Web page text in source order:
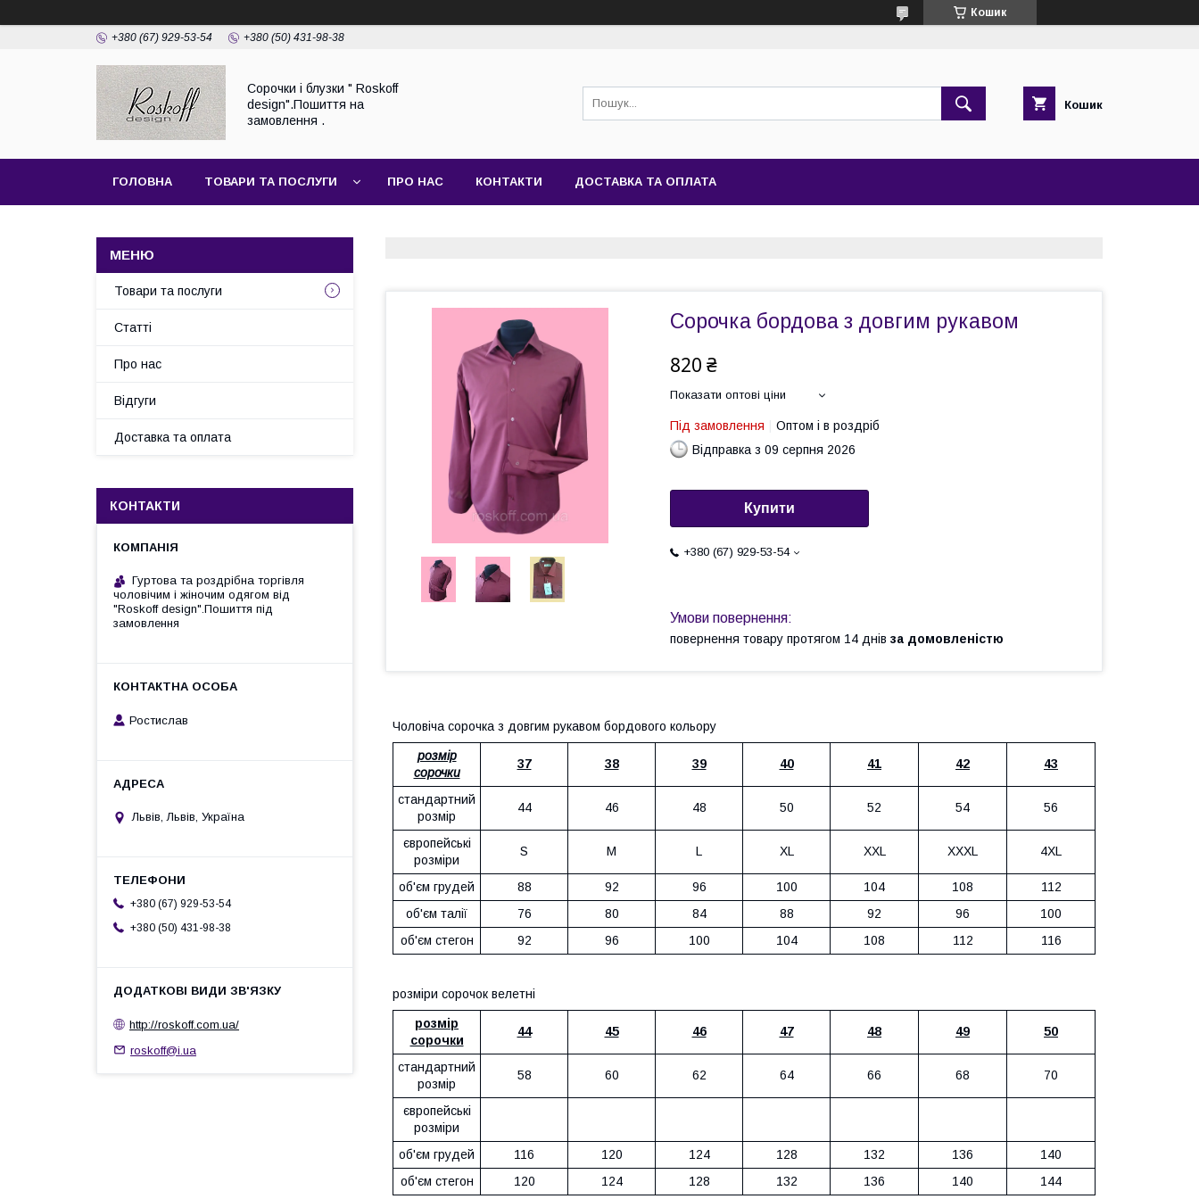
Кошик
+380 (67) 929-53-54 +380 (50) 431-98-38
Сорочки і блузки " Roskoff
design".Пошиття на
замовлення .
Кошик
ГОЛОВНА ТОВАРИ ТА ПОСЛУГИ ПРО НАС КОНТАКТИ ДОСТАВКА ТА ОПЛАТА
Сорочка бордова з довгим рукавом
820 ₴
Показати оптові ціни
Під замовлення
Оптом і в роздріб
Відправка з 09 серпня 2026
Купити
+380 (67) 929-53-54
повернення товару протягом 14 днів за домовленістю
Чоловіча сорочка з довгим рукавом бордового кольору
розмір
сорочки
37 38 39 40 41 42 43
стандартний
розмір
44 46 48 50 52 54 56
європейські
розміри
S M L XL XXL XXXL 4XL
об'єм грудей 88 92 96 100 104 108
112
об'єм талії
76 80 84 88 92 96
100
об'єм стегон
92 96 100 104 108 112 116
розміри сорочок велетні
розмір
сорочки
44 45 46 47 48 49 50
стандартний
розмір
58 60 62 64 66 68 70
європейські
розміри
об'єм грудей
116 120 124 128 132 136
140
об'єм стегон
120 124 128 132 136 140 144
Товари та послуги
Статті
Про нас
Відгуги
Доставка та оплата
КОНТАКТИ
Гуртова та роздрібна торгівля
чоловічим і жіночим одягом від
"Roskoff design".Пошиття під
замовлення
Ростислав
Львів, Львів, Україна
+380 (67) 929-53-54
+380 (50) 431-98-38
http://roskoff.com.ua/
roskoff@i.ua